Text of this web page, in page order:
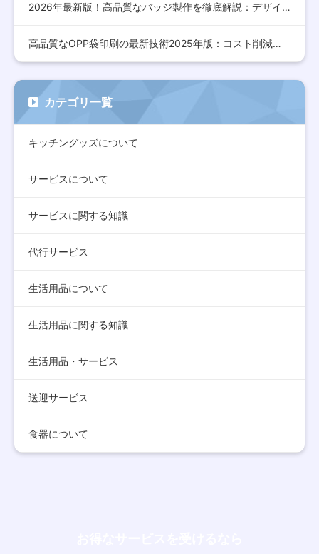
2026年最新版！高品質なバッジ製作を徹底解説：デザインから…
高品質なOPP袋印刷の最新技術2025年版：コスト削減とデザ…
カテゴリ一覧
キッチングッズについて
サービスについて
サービスに関する知識
代行サービス
生活用品について
生活用品に関する知識
生活用品・サービス
送迎サービス
食器について